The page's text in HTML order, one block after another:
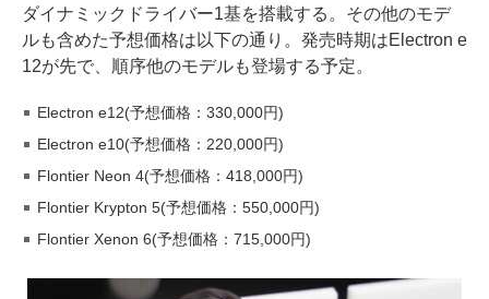
ダイナミックドライバー1基を搭載する。その他のモデ
ルも含めた予想価格は以下の通り。発売時期はElectron e
12が先で、順序他のモデルも登場する予定。
Electron e12(予想価格：330,000円)
Electron e10(予想価格：220,000円)
Flontier Neon 4(予想価格：418,000円)
Flontier Krypton 5(予想価格：550,000円)
Flontier Xenon 6(予想価格：715,000円)